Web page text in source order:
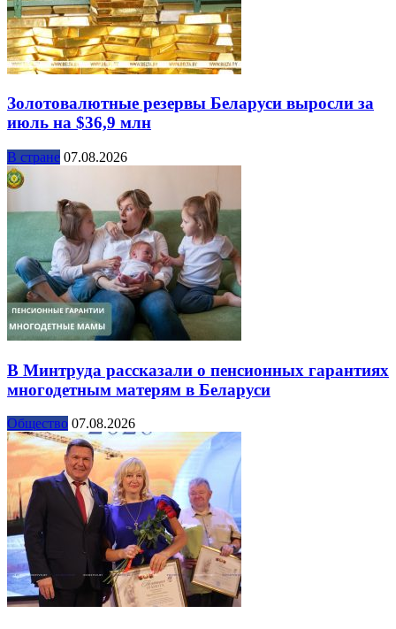
Золотовалютные резервы Беларуси выросли за
июль на $36,9 млн
В стране 07.08.2026
В Минтруда рассказали о пенсионных гарантиях
многодетным матерям в Беларуси
Общество 07.08.2026